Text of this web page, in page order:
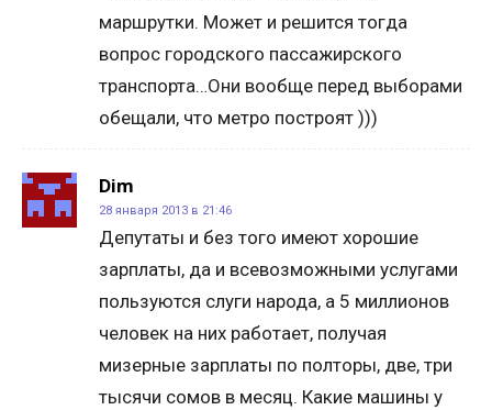
маршрутки. Может и решится тогда
вопрос городского пассажирского
транспорта…Они вообще перед выборами
обещали, что метро построят )))
Dim
28 января 2013 в 21:46
Депутаты и без того имеют хорошие
зарплаты, да и всевозможными услугами
пользуются слуги народа, а 5 миллионов
человек на них работает, получая
мизерные зарплаты по полторы, две, три
тысячи сомов в месяц. Какие машины у